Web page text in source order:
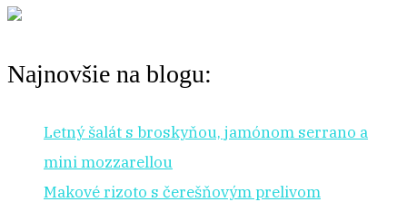
Najnovšie na blogu:
Letný šalát s broskyňou, jamónom serrano a
mini mozzarellou
Makové rizoto s čerešňovým prelivom